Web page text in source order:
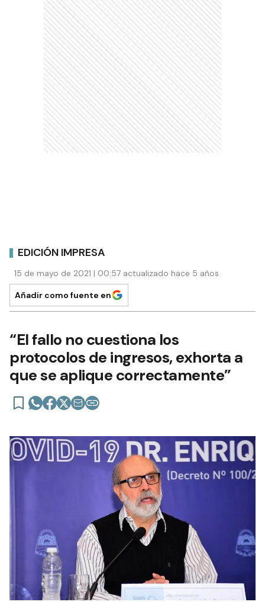
EDICIÓN IMPRESA
15 de mayo de 2021 | 00:57 actualizado hace 5 años
Añadir como fuente en
“El fallo no cuestiona los
protocolos de ingresos, exhorta a
que se aplique correctamente”